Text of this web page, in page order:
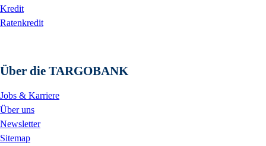
Kredit
Ratenkredit
Über die TARGOBANK
Jobs & Karriere
Über uns
Newsletter
Sitemap